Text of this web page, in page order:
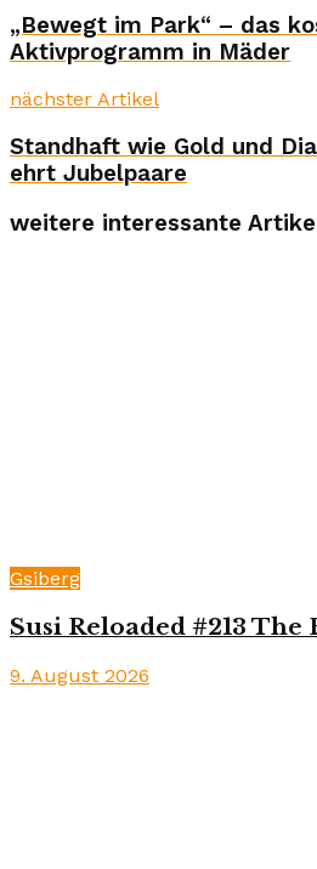
„Bewegt im Park“ – das
Aktivprogramm in Mäder
nächster Artikel
Standhaft wie Gold und
ehrt Jubelpaare
weitere interessante
Gsiberg
Susi Reloaded #213 The
9. August 2026